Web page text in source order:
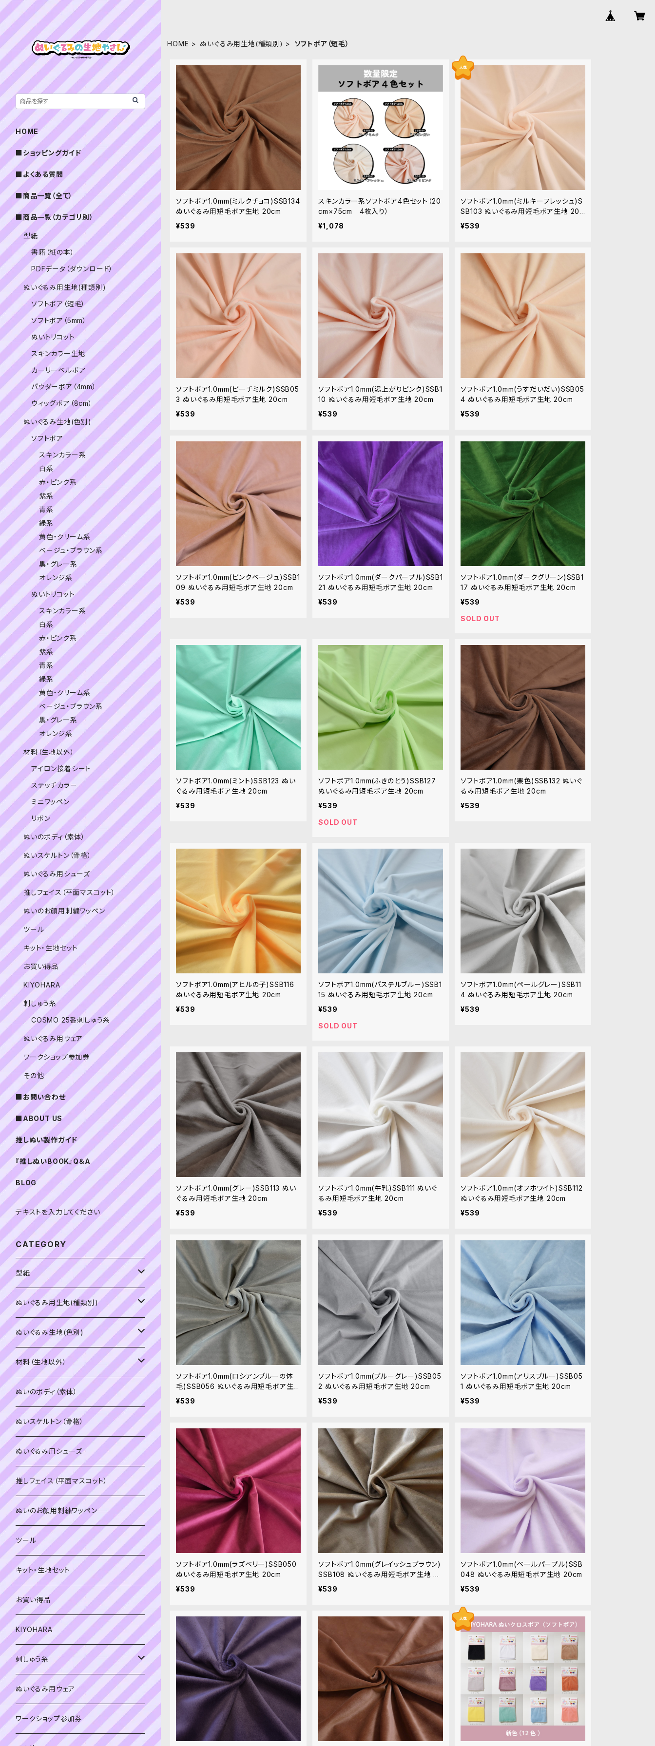
HOME ぬいぐるみ用生地(種類別) ソフトボア（短毛）
ソフトボア1.0mm(ミルクチョコ)SSB134
ぬいぐるみ用短毛ボア生地 20cm
¥539
スキンカラー系ソフトボア4色セット（20
cm×75cm 4枚入り）
¥1,078
ソフトボア1.0mm(ミルキーフレッシュ)S
SB103 ぬいぐるみ用短毛ボア生地 20c
m
¥539
ソフトボア1.0mm(ピーチミルク)SSB05
3 ぬいぐるみ用短毛ボア生地 20cm
¥539
ソフトボア1.0mm(湯上がりピンク)SSB1
10 ぬいぐるみ用短毛ボア生地 20cm
¥539
ソフトボア1.0mm(うすだいだい)SSB05
4 ぬいぐるみ用短毛ボア生地 20cm
¥539
ソフトボア1.0mm(ピンクベージュ)SSB1
09 ぬいぐるみ用短毛ボア生地 20cm
¥539
ソフトボア1.0mm(ダークパープル)SSB1
21 ぬいぐるみ用短毛ボア生地 20cm
¥539
ソフトボア1.0mm(ダークグリーン)SSB1
17 ぬいぐるみ用短毛ボア生地 20cm
¥539
SOLD OUT
ソフトボア1.0mm(ミント)SSB123 ぬい
ぐるみ用短毛ボア生地 20cm
¥539
ソフトボア1.0mm(ふきのとう)SSB127
ぬいぐるみ用短毛ボア生地 20cm
¥539
SOLD OUT
ソフトボア1.0mm(栗色)SSB132 ぬいぐ
るみ用短毛ボア生地 20cm
¥539
ソフトボア1.0mm(アヒルの子)SSB116
ぬいぐるみ用短毛ボア生地 20cm
¥539
ソフトボア1.0mm(パステルブルー)SSB1
15 ぬいぐるみ用短毛ボア生地 20cm
¥539
SOLD OUT
ソフトボア1.0mm(ペールグレー)SSB11
4 ぬいぐるみ用短毛ボア生地 20cm
¥539
ソフトボア1.0mm(グレー)SSB113 ぬい
ぐるみ用短毛ボア生地 20cm
¥539
ソフトボア1.0mm(牛乳)SSB111 ぬいぐ
るみ用短毛ボア生地 20cm
¥539
ソフトボア1.0mm(オフホワイト)SSB112
ぬいぐるみ用短毛ボア生地 20cm
¥539
ソフトボア1.0mm(ロシアンブルーの体
毛)SSB056 ぬいぐるみ用短毛ボア生地
20cm
¥539
ソフトボア1.0mm(ブルーグレー)SSB05
2 ぬいぐるみ用短毛ボア生地 20cm
¥539
ソフトボア1.0mm(アリスブルー)SSB05
1 ぬいぐるみ用短毛ボア生地 20cm
¥539
ソフトボア1.0mm(ラズベリー)SSB050
ぬいぐるみ用短毛ボア生地 20cm
¥539
ソフトボア1.0mm(グレイッシュブラウン)
SSB108 ぬいぐるみ用短毛ボア生地 20
cm
¥539
ソフトボア1.0mm(ペールパープル)SSB
048 ぬいぐるみ用短毛ボア生地 20cm
¥539
HOME
■ショッピングガイド
■よくある質問
■商品一覧（全て）
■商品一覧（カテゴリ別）
型紙
書籍（紙の本）
PDFデータ（ダウンロード）
ぬいぐるみ用生地(種類別)
ソフトボア（短毛）
ソフトボア（5mm）
ぬいトリコット
スキンカラー生地
カーリーベルボア
パウダーボア（4mm）
ウィッグボア（8cm）
ぬいぐるみ生地(色別)
ソフトボア
スキンカラー系
白系
赤・ピンク系
紫系
青系
緑系
黄色・クリーム系
ベージュ・ブラウン系
黒・グレー系
オレンジ系
ぬいトリコット
スキンカラー系
白系
赤・ピンク系
紫系
青系
緑系
黄色・クリーム系
ベージュ・ブラウン系
黒・グレー系
オレンジ系
材料（生地以外）
アイロン接着シート
ステッチカラー
ミニワッペン
リボン
ぬいのボディ（素体）
ぬいスケルトン（骨格）
ぬいぐるみ用シューズ
推しフェイス（平面マスコット）
ぬいのお顔用刺繍ワッペン
ツール
キット・生地セット
お買い得品
KIYOHARA
刺しゅう糸
COSMO 25番刺しゅう糸
ぬいぐるみ用ウェア
ワークショップ参加券
その他
■お問い合わせ
■ABOUT US
推しぬい製作ガイド
『推しぬいBOOK』Q＆A
BLOG
テキストを入力してください
CATEGORY
型紙
書籍（紙の本）
PDFデータ（ダウンロード）
ぬいぐるみ用生地(種類別)
ソフトボア（短毛）
ソフトボア（5mm）
ぬいトリコット
スキンカラー生地
カーリーベルボア
パウダーボア（4mm）
ウィッグボア（8cm）
ぬいぐるみ生地(色別)
ソフトボア
スキンカラー系
白系
赤・ピンク系
紫系
青系
緑系
黄色・クリーム系
ベージュ・ブラウン系
黒・グレー系
オレンジ系
ぬいトリコット
スキンカラー系
白系
赤・ピンク系
紫系
青系
緑系
黄色・クリーム系
ベージュ・ブラウン系
黒・グレー系
オレンジ系
材料（生地以外）
アイロン接着シート
ステッチカラー
ミニワッペン
リボン
ぬいのボディ（素体）
ぬいスケルトン（骨格）
ぬいぐるみ用シューズ
推しフェイス（平面マスコット）
ぬいのお顔用刺繍ワッペン
ツール
キット・生地セット
お買い得品
KIYOHARA
刺しゅう糸
COSMO 25番刺しゅう糸
ぬいぐるみ用ウェア
ワークショップ参加券